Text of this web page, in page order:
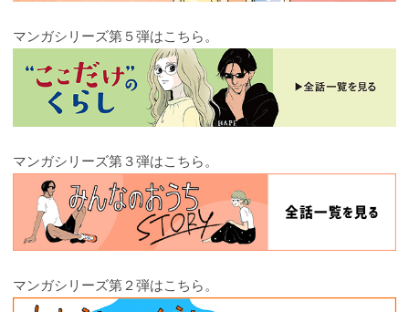
マンガシリーズ第５弾はこちら。
マンガシリーズ第３弾はこちら。
マンガシリーズ第２弾はこちら。